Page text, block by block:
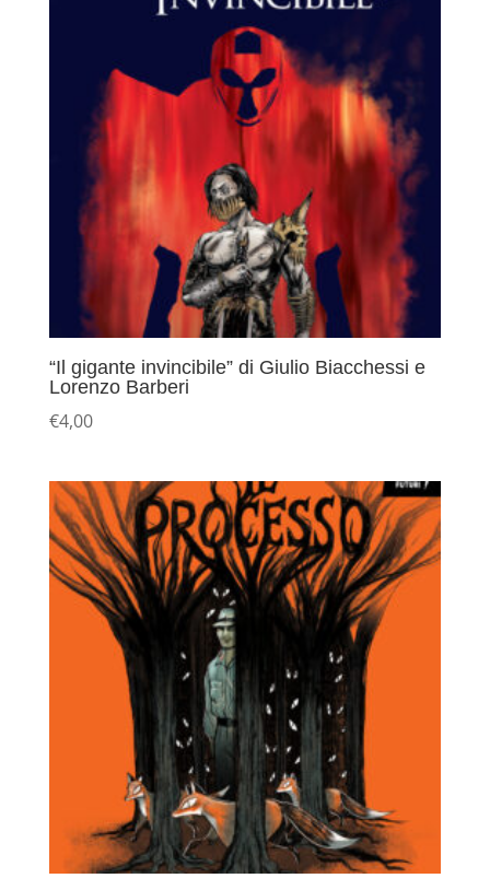
“Il gigante invincibile” di Giulio Biacchessi e
Lorenzo Barberi
€4,00